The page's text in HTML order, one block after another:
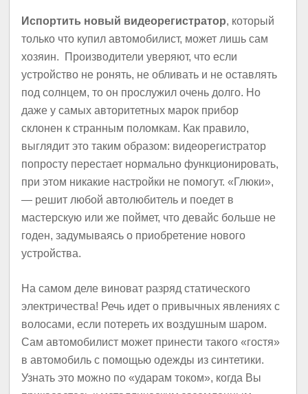
Испортить новый видеорегистратор, который
только что купил автомобилист, может лишь сам
хозяин. Производители уверяют, что если
устройство не ронять, не обливать и не оставлять
под солнцем, то он прослужил очень долго. Но
даже у самых авторитетных марок прибор
склонен к странным поломкам. Как правило,
выглядит это таким образом: видеорегистратор
попросту перестает нормально функционировать,
при этом никакие настройки не помогут. «Глюки»,
— решит любой автолюбитель и поедет в
мастерскую или же поймет, что девайс больше не
годен, задумываясь о приобретение нового
устройства.
На самом деле виноват разряд статического
электричества! Речь идет о привычных явлениях с
волосами, если потереть их воздушным шаром.
Сам автомобилист может принести такого «гостя»
в автомобиль с помощью одежды из синтетики.
Узнать это можно по «ударам током», когда Вы